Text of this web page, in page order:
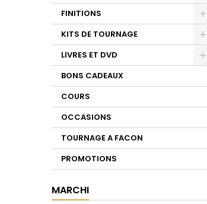
FINITIONS
KITS DE TOURNAGE
LIVRES ET DVD
BONS CADEAUX
COURS
OCCASIONS
TOURNAGE A FACON
PROMOTIONS
MARCHI